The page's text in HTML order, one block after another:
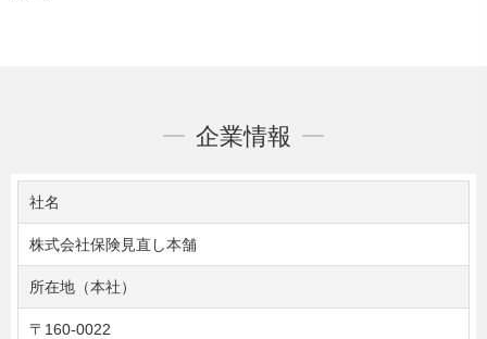
企業情報
社名
株式会社保険見直し本舗
所在地（本社）
〒160-0022